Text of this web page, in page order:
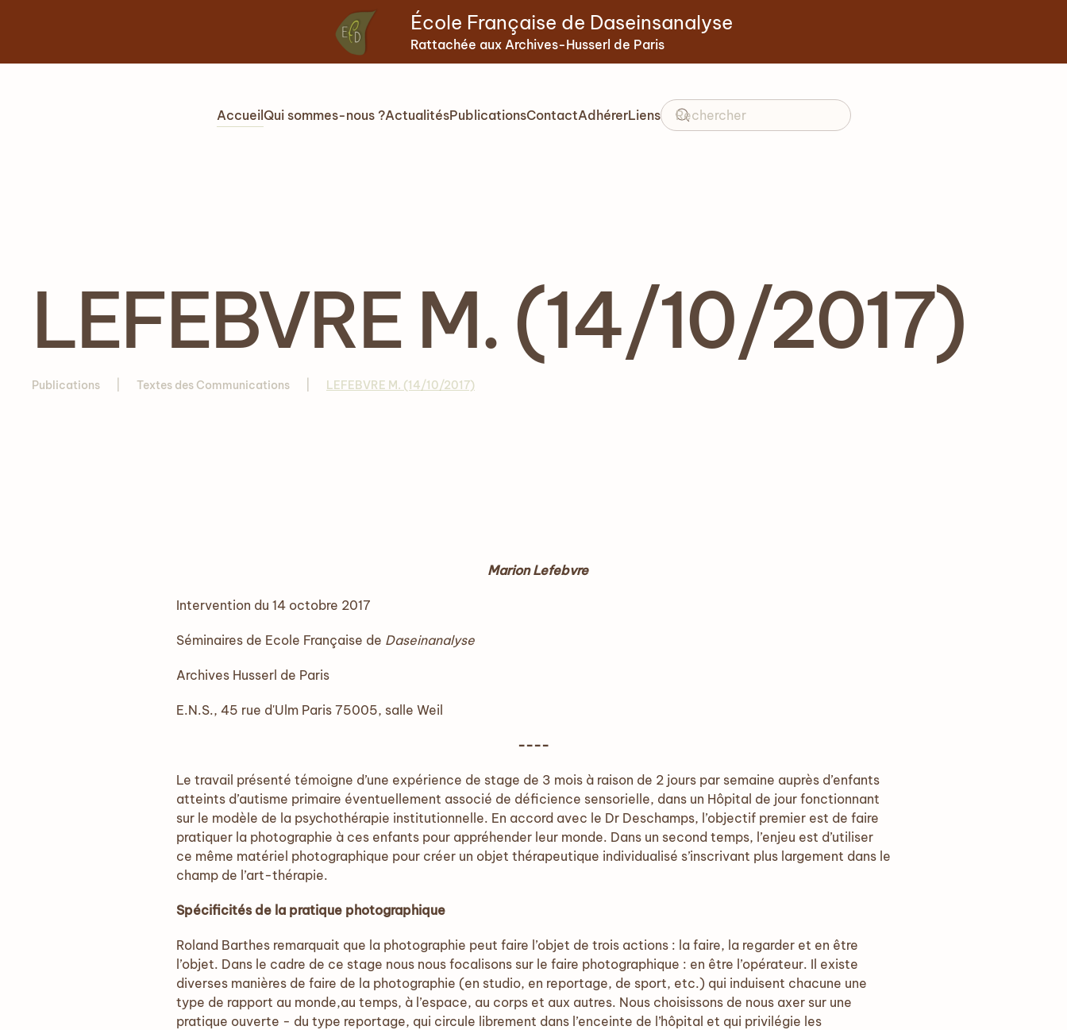
École Française de Daseinsanalyse
Rattachée aux Archives-Husserl de Paris
AccueilQui sommes-nous ?ActualitésPublicationsContactAdhérerLiens
LEFEBVRE M. (14/10/2017)
Publications Textes des Communications LEFEBVRE M. (14/10/2017)
Marion Lefebvre
Intervention du 14 octobre 2017
Séminaires de Ecole Française de Daseinanalyse
Archives Husserl de Paris
E.N.S., 45 rue d'Ulm Paris 75005, salle Weil
----
Le travail présenté témoigne d’une expérience de stage de 3 mois à raison de 2 jours par semaine auprès d’enfants
atteints d’autisme primaire éventuellement associé de déficience sensorielle, dans un Hôpital de jour fonctionnant
sur le modèle de la psychothérapie institutionnelle. En accord avec le Dr Deschamps, l’objectif premier est de faire
pratiquer la photographie à ces enfants pour appréhender leur monde. Dans un second temps, l’enjeu est d’utiliser
ce même matériel photographique pour créer un objet thérapeutique individualisé s’inscrivant plus largement dans le
champ de l’art-thérapie.
Spécificités de la pratique photographique
Roland Barthes remarquait que la photographie peut faire l’objet de trois actions : la faire, la regarder et en être
l’objet. Dans le cadre de ce stage nous nous focalisons sur le faire photographique : en être l’opérateur. Il existe
diverses manières de faire de la photographie (en studio, en reportage, de sport, etc.) qui induisent chacune une
type de rapport au monde,au temps, à l’espace, au corps et aux autres. Nous choisissons de nous axer sur une
pratique ouverte - du type reportage, qui circule librement dans l’enceinte de l’hôpital et qui privilégie les